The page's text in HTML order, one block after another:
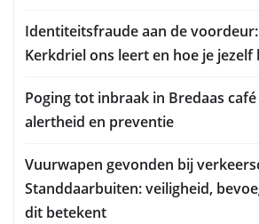
Identiteitsfraude aan de
Kerkdriel ons leert en hoe je jezelf
Poging tot inbraak in Bredaas
alertheid en preventie
Vuurwapen gevonden bij
Standdaarbuiten: veiligheid,
dit betekent